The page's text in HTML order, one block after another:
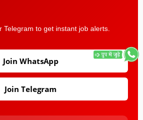
Telegram to get instant job alerts.
Join WhatsApp
Join Telegram